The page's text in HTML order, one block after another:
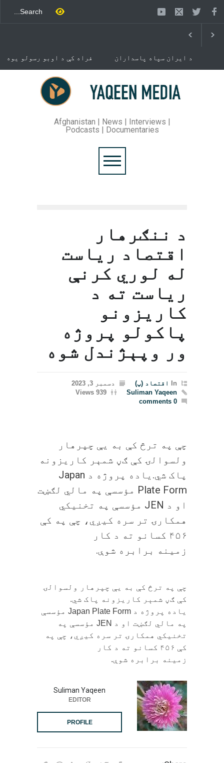
فراه کې د اوبو رسولو یوه
د ایران سپاه پاسداران
د تندلارې فلسطينۍ ډلې د
هنيه په
تهران کې وژل شوی دی.
خوست کې د غلام خان لار
بیرته خلاصه شوه
Afghanistan | News | Interviews |
Podcasts | Documentaries
د ننګرهار
اقتصاد ریاست
له لوري کرنې
رياست ته د
کاريزونو
پاکولو پروژه
ور وپېژندل شوه
In اقتصاد (پ)
دسمبر 3, 2023
Suliman Yaqeen
939 Views
0 comments
چې په ترڅ کې به يې چپرهار
ولسوالۍ کې ګڼ شمېر کاريزونه
پاک شي.ياده پروژه د Japan
Plate Form مؤسسې په مالي لګښت
او د JEN مؤسسې په تخنيکي
همکارۍ تر سره کيږي، چې په کې
۴۵۶ کسانو ته د کار
زمينه برابره شوې.
چې په ترڅ کې به يې چپرهار ولسوالۍ
کې ګڼ شمېر کاريزونه پاک شي.
ياده پروژه د Japan Plate Form مؤسسې
په مالي لګښت او د JEN مؤسسې په
تخنيکي همکارۍ تر سره کيږي، چې په
کې ۴۵۶ کسانو ته د کار
زمينه برابره شوې.
Suliman Yaqeen
EDITOR
PROFILE